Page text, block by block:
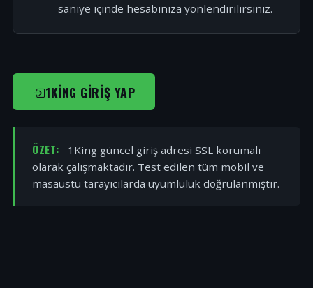
saniye içinde hesabınıza yönlendirilirsiniz.
1KING GIRIŞ YAP
ÖZET:
1King güncel giriş adresi SSL korumalı
olarak çalışmaktadır. Test edilen tüm mobil ve
masaüstü tarayıcılarda uyumluluk doğrulanmıştır.